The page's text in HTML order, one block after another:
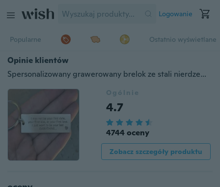
Logowanie
Popularne Ostatnio wyświetlane
Opinie klientów
Spersonalizowany grawerowany brelok ze stali nierdzewnej, prezent dla chłopaka, męski brelok, niestandardowy brelok, brelok dla chłopaka, prezenty dla mężczyzn, prezent dla męża, rocznica
Ogólnie
4.7
4744 oceny
Zobacz szczegóły produktu